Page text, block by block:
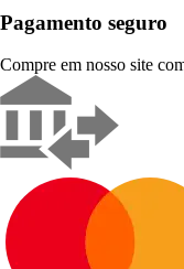
Pagamento seguro
Compre em nosso site